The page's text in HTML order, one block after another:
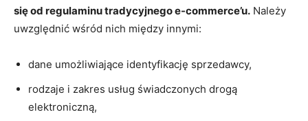
się od regulaminu tradycyjnego e-commerce’u. Należy
uwzględnić wśród nich między innymi:
dane umożliwiające identyfikację sprzedawcy,
rodzaje i zakres usług świadczonych drogą
elektroniczną,